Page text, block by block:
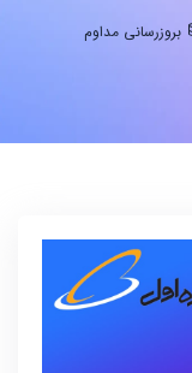
بروزرسانی مداوم